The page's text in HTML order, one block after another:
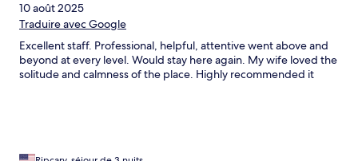
10 août 2025
Traduire avec Google
Excellent staff. Professional, helpful, attentive went above and
beyond at every level. Would stay here again. My wife loved the
solitude and calmness of the place. Highly recommended it